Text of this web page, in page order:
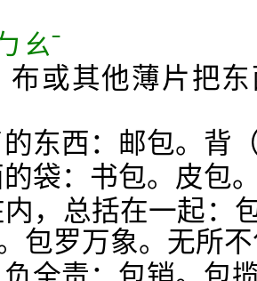
ㄠˉ
或其他薄片把
东西：邮包。背
袋：书包。皮包
，总括在一起：
包罗万象。无所